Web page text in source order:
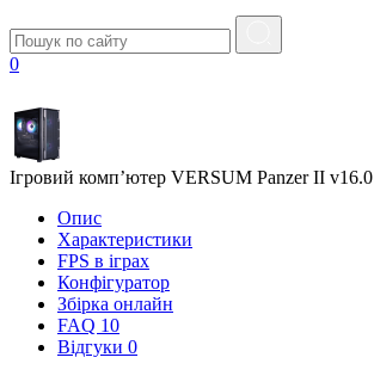
0
Ігровий комп’ютер VERSUM Panzer II v16.0
Опис
Характеристики
FPS в iграх
Конфігуратор
Збірка онлайн
FAQ 10
Вiдгуки 0